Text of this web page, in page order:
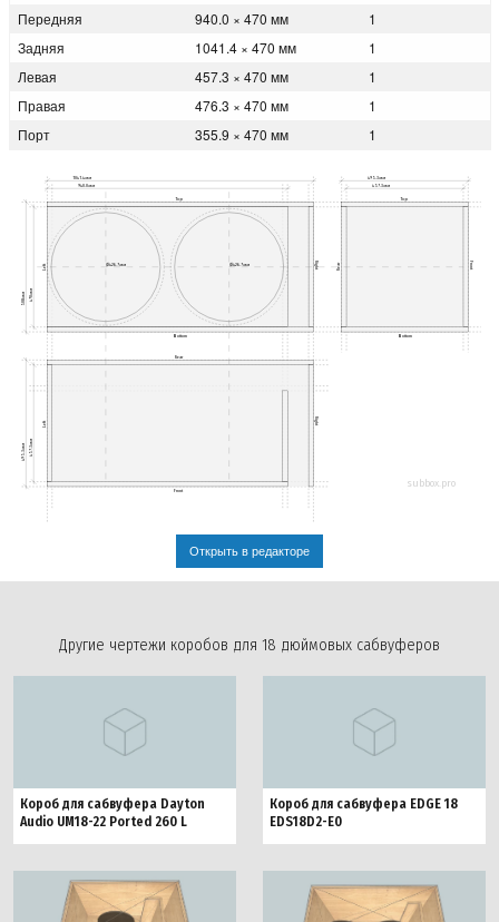
Передняя
940.0 × 470 мм
1
Задняя
1041.4 × 470 мм
1
Левая
457.3 × 470 мм
1
Правая
476.3 × 470 мм
1
Порт
355.9 × 470 мм 1
Ø426.7мм
Ø426.7мм
1041.4мм
940.0мм
495.3мм
457.3мм
495.3мм 457.3мм
508мм 470мм
Top Top
Bottom Bottom
Rear
Front
Left Right Rear Front
Left Right
subbox.pro
Открыть в редакторе
Другие чертежи коробов для 18 дюймовых сабвуферов
Короб для сабвуфера Dayton
Audio UM18-22 Ported 260 L
Короб для сабвуфера EDGE 18
EDS18D2-E0